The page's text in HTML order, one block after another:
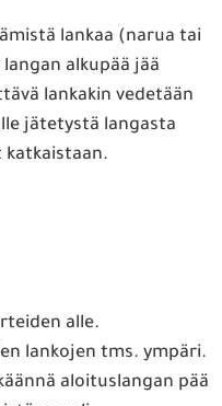
lankaa (narua tai
alkupää jää
lankakin vedetään
jätetystä langasta
katkaistaan.
alle.
lankojen tms. ympäri.
aloituslangan pää